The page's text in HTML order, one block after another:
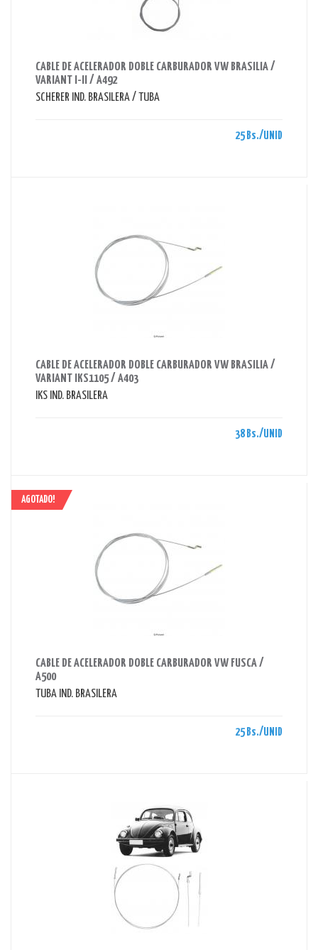
CABLE DE ACELERADOR DOBLE CARBURADOR VW BRASILIA /
VARIANT I-II / A492
SCHERER IND. BRASILERA / TUBA
25 Bs./UNID
CABLE DE ACELERADOR DOBLE CARBURADOR VW BRASILIA /
VARIANT IKS1105 / A403
IKS IND. BRASILERA
38 Bs./UNID
AGOTADO!
CABLE DE ACELERADOR DOBLE CARBURADOR VW FUSCA /
A500
TUBA IND. BRASILERA
25 Bs./UNID